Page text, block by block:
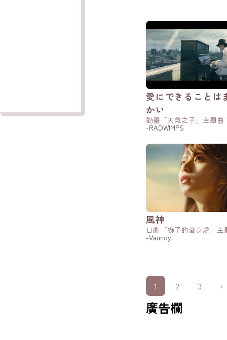
愛にできることは
かい
動畫「天氣之子」主題曲
-RADWIMPS
風神
日劇「獅子的藏身處」主
-Vaundy
1 2 3 ›
廣告欄